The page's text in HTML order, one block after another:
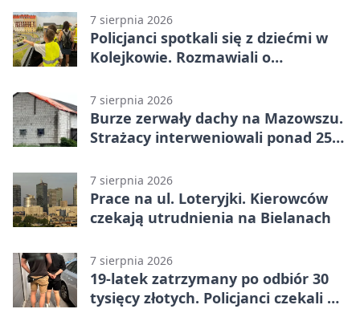
7 sierpnia 2026
Policjanci spotkali się z dziećmi w
Kolejkowie. Rozmawiali o
7 sierpnia 2026
Burze zerwały dachy na Mazowszu.
Strażacy interweniowali ponad 250
7 sierpnia 2026
Prace na ul. Loteryjki. Kierowców
czekają utrudnienia na Bielanach
7 sierpnia 2026
19-latek zatrzymany po odbiór 30
tysięcy złotych. Policjanci czekali w